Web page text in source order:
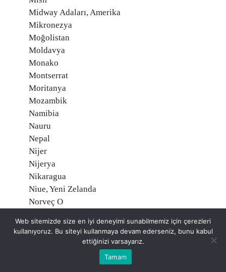
Midway Adaları, Amerika
Mikronezya
Moğolistan
Moldavya
Monako
Montserrat
Moritanya
Mozambik
Namibia
Nauru
Nepal
Nijer
Nijerya
Nikaragua
Niue, Yeni Zelanda
Norveç O
Özbekistan
Palmyra Atoll, Amerika
Web sitemizde size en iyi deneyimi sunabilmemiz için çerezleri
kullanıyoruz. Bu siteyi kullanmaya devam ederseniz, bunu kabul
ettiğinizi varsayarız.
Tamam